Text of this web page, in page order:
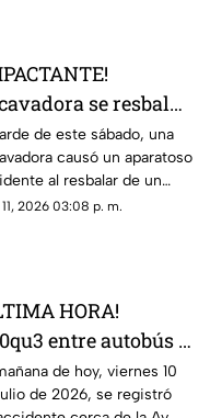
se resbala
y causa
contra
en la Av.
Portillo en
de este sábado, una
causó un aparatoso
al resbalar de un
donde era transportada
2026 03:08 p. m.
HORA!
entre autobús y
causa caos cerca
Av. 135 en Cancún
de hoy, viernes 10
de 2026, se registró